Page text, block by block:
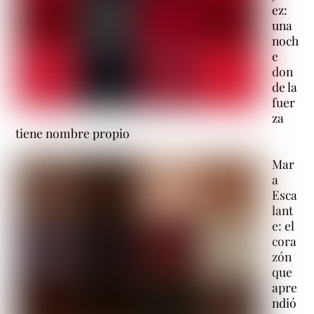
ez:
una
noch
e
don
de la
fuer
za
tiene nombre propio
Mar
a
Esca
lant
e: el
cora
zón
que
apre
ndió